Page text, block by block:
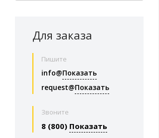
Для заказа
Пишите
info@Показать
request@Показать
Звоните
8 (800) Показать